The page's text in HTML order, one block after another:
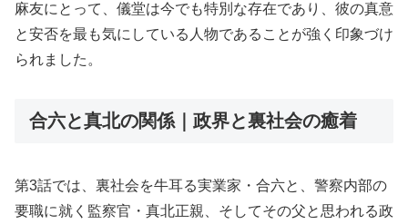
麻友にとって、儀堂は今でも特別な存在であり、彼の真意
と安否を最も気にしている人物であることが強く印象づけ
られました。
合六と真北の関係｜政界と裏社会の癒着
第3話では、裏社会を牛耳る実業家・合六と、警察内部の
要職に就く監察官・真北正親、そしてその父と思われる政